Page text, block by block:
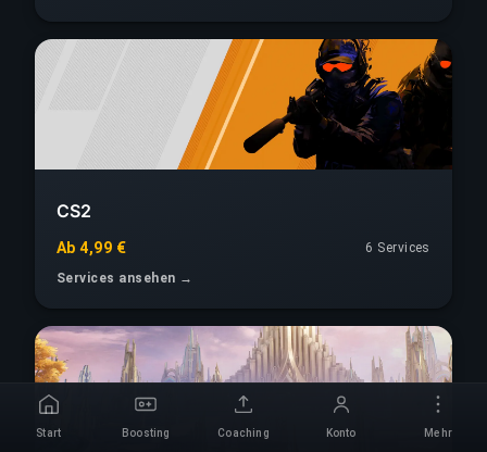
CS2
Ab 4,99 €
6 Services
Services ansehen →
Start Boosting Coaching Konto Mehr